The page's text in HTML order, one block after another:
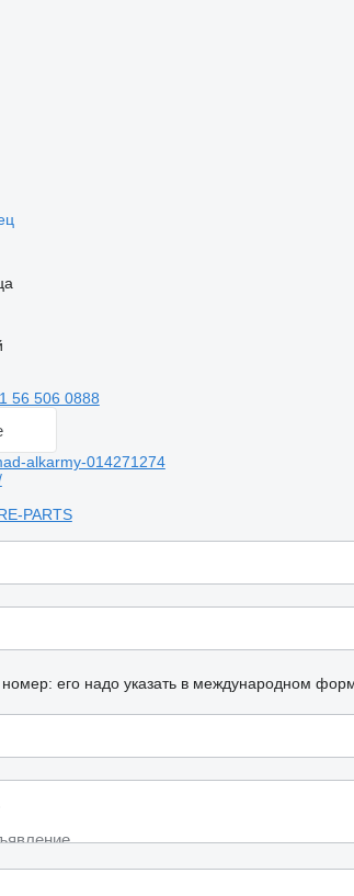
56 506 0888
alkarmy-014271274
PARTS
его надо указать в международном